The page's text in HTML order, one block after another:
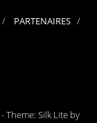
PARTENAIRES
-Theme: Silk Lite by